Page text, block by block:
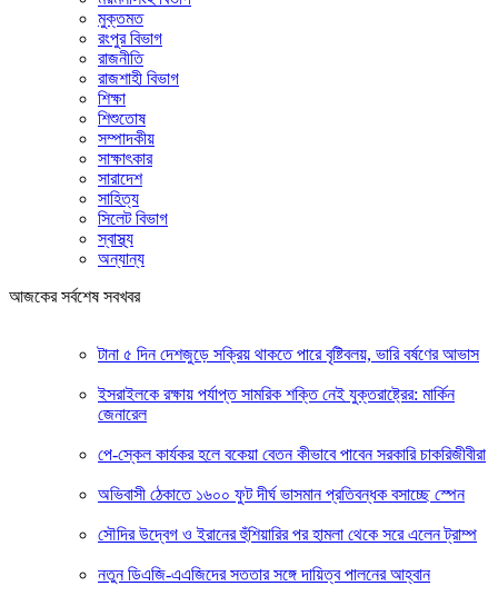
মুক্তমত
রংপুর বিভাগ
রাজনীতি
রাজশাহী বিভাগ
শিক্ষা
শিশুতোষ
সম্পাদকীয়
সাক্ষাৎকার
সারাদেশ
সাহিত্য
সিলেট বিভাগ
স্বাস্থ্য
অন্যান্য
আজকের সর্বশেষ সবখবর
টানা ৫ দিন দেশজুড়ে সক্রিয় থাকতে পারে বৃষ্টিবলয়, ভারি বর্ষণের আভাস
ইসরাইলকে রক্ষায় পর্যাপ্ত সামরিক শক্তি নেই যুক্তরাষ্ট্রের: মার্কিন
জেনারেল
পে-স্কেল কার্যকর হলে বকেয়া বেতন কীভাবে পাবেন সরকারি চাকরিজীবীরা
অভিবাসী ঠেকাতে ১৬০০ ফুট দীর্ঘ ভাসমান প্রতিবন্ধক বসাচ্ছে স্পেন
সৌদির উদ্বেগ ও ইরানের হুঁশিয়ারির পর হামলা থেকে সরে এলেন ট্রাম্প
নতুন ডিএজি-এএজিদের সততার সঙ্গে দায়িত্ব পালনের আহ্বান